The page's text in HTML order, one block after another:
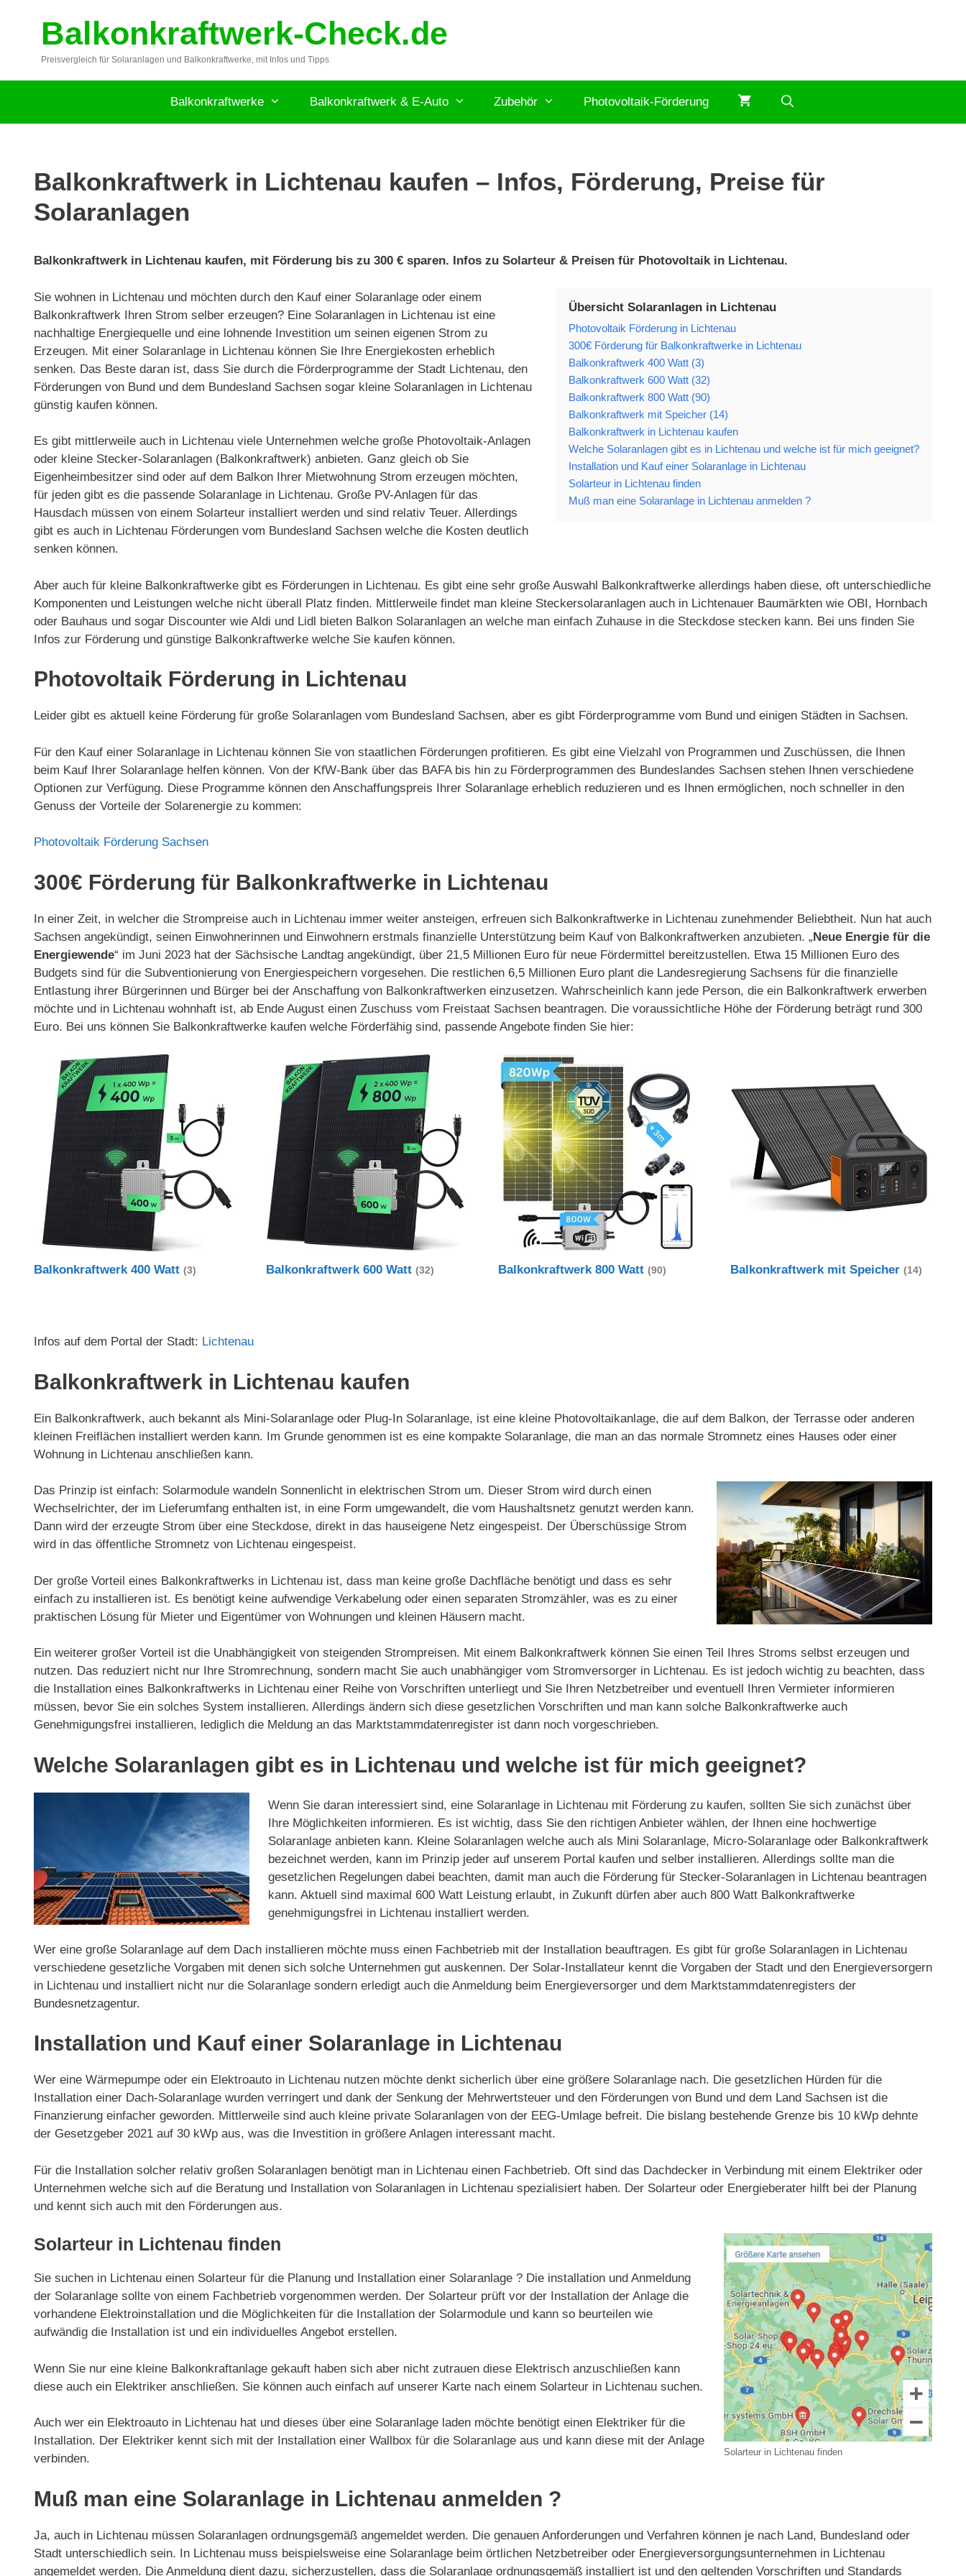
springenBalkonkraftwerk-Check.de
Preisvergleich für Solaranlagen und Balkonkraftwerke, mit Infos und Tipps
Balkonkraftwerke Balkonkraftwerk & E-Auto Zubehör Photovoltaik-Förderung
Balkonkraftwerk in Lichtenau kaufen – Infos, Förderung, Preise für
Solaranlagen
Balkonkraftwerk in Lichtenau kaufen, mit Förderung bis zu 300 € sparen. Infos zu Solarteur & Preisen für Photovoltaik in Lichtenau.
Übersicht Solaranlagen in Lichtenau
Photovoltaik Förderung in Lichtenau
300€ Förderung für Balkonkraftwerke in Lichtenau
Balkonkraftwerk 400 Watt (3)
Balkonkraftwerk 600 Watt (32)
Balkonkraftwerk 800 Watt (90)
Balkonkraftwerk mit Speicher (14)
Balkonkraftwerk in Lichtenau kaufen
Welche Solaranlagen gibt es in Lichtenau und welche ist für mich geeignet?
Installation und Kauf einer Solaranlage in Lichtenau
Solarteur in Lichtenau finden
Muß man eine Solaranlage in Lichtenau anmelden ?
Sie wohnen in Lichtenau und möchten durch den Kauf einer Solaranlage oder einem
Balkonkraftwerk Ihren Strom selber erzeugen? Eine Solaranlagen in Lichtenau ist eine
nachhaltige Energiequelle und eine lohnende Investition um seinen eigenen Strom zu
Erzeugen. Mit einer Solaranlage in Lichtenau können Sie Ihre Energiekosten erheblich
senken. Das Beste daran ist, dass Sie durch die Förderprogramme der Stadt Lichtenau, den
Förderungen von Bund und dem Bundesland Sachsen sogar kleine Solaranlagen in Lichtenau
günstig kaufen können.
Es gibt mittlerweile auch in Lichtenau viele Unternehmen welche große Photovoltaik-Anlagen
oder kleine Stecker-Solaranlagen (Balkonkraftwerk) anbieten. Ganz gleich ob Sie
Eigenheimbesitzer sind oder auf dem Balkon Ihrer Mietwohnung Strom erzeugen möchten,
für jeden gibt es die passende Solaranlage in Lichtenau. Große PV-Anlagen für das
Hausdach müssen von einem Solarteur installiert werden und sind relativ Teuer. Allerdings
gibt es auch in Lichtenau Förderungen vom Bundesland Sachsen welche die Kosten deutlich
senken können.
Aber auch für kleine Balkonkraftwerke gibt es Förderungen in Lichtenau. Es gibt eine sehr große Auswahl Balkonkraftwerke allerdings haben diese, oft unterschiedliche
Komponenten und Leistungen welche nicht überall Platz finden. Mittlerweile findet man kleine Steckersolaranlagen auch in Lichtenauer Baumärkten wie OBI, Hornbach
oder Bauhaus und sogar Discounter wie Aldi und Lidl bieten Balkon Solaranlagen an welche man einfach Zuhause in die Steckdose stecken kann. Bei uns finden Sie
Infos zur Förderung und günstige Balkonkraftwerke welche Sie kaufen können.
Photovoltaik Förderung in Lichtenau
Leider gibt es aktuell keine Förderung für große Solaranlagen vom Bundesland Sachsen, aber es gibt Förderprogramme vom Bund und einigen Städten in Sachsen.
Für den Kauf einer Solaranlage in Lichtenau können Sie von staatlichen Förderungen profitieren. Es gibt eine Vielzahl von Programmen und Zuschüssen, die Ihnen
beim Kauf Ihrer Solaranlage helfen können. Von der KfW-Bank über das BAFA bis hin zu Förderprogrammen des Bundeslandes Sachsen stehen Ihnen verschiedene
Optionen zur Verfügung. Diese Programme können den Anschaffungspreis Ihrer Solaranlage erheblich reduzieren und es Ihnen ermöglichen, noch schneller in den
Genuss der Vorteile der Solarenergie zu kommen:
Photovoltaik Förderung Sachsen
300€ Förderung für Balkonkraftwerke in Lichtenau
In einer Zeit, in welcher die Strompreise auch in Lichtenau immer weiter ansteigen, erfreuen sich Balkonkraftwerke in Lichtenau zunehmender Beliebtheit. Nun hat auch
Sachsen angekündigt, seinen Einwohnerinnen und Einwohnern erstmals finanzielle Unterstützung beim Kauf von Balkonkraftwerken anzubieten. „Neue Energie für die
Energiewende“ im Juni 2023 hat der Sächsische Landtag angekündigt, über 21,5 Millionen Euro für neue Fördermittel bereitzustellen. Etwa 15 Millionen Euro des
Budgets sind für die Subventionierung von Energiespeichern vorgesehen. Die restlichen 6,5 Millionen Euro plant die Landesregierung Sachsens für die finanzielle
Entlastung ihrer Bürgerinnen und Bürger bei der Anschaffung von Balkonkraftwerken einzusetzen. Wahrscheinlich kann jede Person, die ein Balkonkraftwerk erwerben
möchte und in Lichtenau wohnhaft ist, ab Ende August einen Zuschuss vom Freistaat Sachsen beantragen. Die voraussichtliche Höhe der Förderung beträgt rund 300
Euro. Bei uns können Sie Balkonkraftwerke kaufen welche Förderfähig sind, passende Angebote finden Sie hier:
Balkonkraftwerk 400 Watt (3) Balkonkraftwerk 600 Watt(32) Balkonkraftwerk 800 Watt(90) Balkonkraftwerk mit Speicher(14)
Infos auf dem Portal der Stadt: Lichtenau
Balkonkraftwerk in Lichtenau kaufen
Ein Balkonkraftwerk, auch bekannt als Mini-Solaranlage oder Plug-In Solaranlage, ist eine kleine Photovoltaikanlage, die auf dem Balkon, der Terrasse oder anderen
kleinen Freiflächen installiert werden kann. Im Grunde genommen ist es eine kompakte Solaranlage, die man an das normale Stromnetz eines Hauses oder einer
Wohnung in Lichtenau anschließen kann.
Das Prinzip ist einfach: Solarmodule wandeln Sonnenlicht in elektrischen Strom um. Dieser Strom wird durch einen
Wechselrichter, der im Lieferumfang enthalten ist, in eine Form umgewandelt, die vom Haushaltsnetz genutzt werden kann.
Dann wird der erzeugte Strom über eine Steckdose, direkt in das hauseigene Netz eingespeist. Der Überschüssige Strom
wird in das öffentliche Stromnetz von Lichtenau eingespeist.
Der große Vorteil eines Balkonkraftwerks in Lichtenau ist, dass man keine große Dachfläche benötigt und dass es sehr
einfach zu installieren ist. Es benötigt keine aufwendige Verkabelung oder einen separaten Stromzähler, was es zu einer
praktischen Lösung für Mieter und Eigentümer von Wohnungen und kleinen Häusern macht.
Ein weiterer großer Vorteil ist die Unabhängigkeit von steigenden Strompreisen. Mit einem Balkonkraftwerk können Sie einen Teil Ihres Stroms selbst erzeugen und
nutzen. Das reduziert nicht nur Ihre Stromrechnung, sondern macht Sie auch unabhängiger vom Stromversorger in Lichtenau. Es ist jedoch wichtig zu beachten, dass
die Installation eines Balkonkraftwerks in Lichtenau einer Reihe von Vorschriften unterliegt und Sie Ihren Netzbetreiber und eventuell Ihren Vermieter informieren
müssen, bevor Sie ein solches System installieren. Allerdings ändern sich diese gesetzlichen Vorschriften und man kann solche Balkonkraftwerke auch
Genehmigungsfrei installieren, lediglich die Meldung an das Marktstammdatenregister ist dann noch vorgeschrieben.
Welche Solaranlagen gibt es in Lichtenau und welche ist für mich geeignet?
Wenn Sie daran interessiert sind, eine Solaranlage in Lichtenau mit Förderung zu kaufen, sollten Sie sich zunächst über
Ihre Möglichkeiten informieren. Es ist wichtig, dass Sie den richtigen Anbieter wählen, der Ihnen eine hochwertige
Solaranlage anbieten kann. Kleine Solaranlagen welche auch als Mini Solaranlage, Micro-Solaranlage oder Balkonkraftwerk
bezeichnet werden, kann im Prinzip jeder auf unserem Portal kaufen und selber installieren. Allerdings sollte man die
gesetzlichen Regelungen dabei beachten, damit man auch die Förderung für Stecker-Solaranlagen in Lichtenau beantragen
kann. Aktuell sind maximal 600 Watt Leistung erlaubt, in Zukunft dürfen aber auch 800 Watt Balkonkraftwerke
genehmigungsfrei in Lichtenau installiert werden.
Wer eine große Solaranlage auf dem Dach installieren möchte muss einen Fachbetrieb mit der Installation beauftragen. Es gibt für große Solaranlagen in Lichtenau
verschiedene gesetzliche Vorgaben mit denen sich solche Unternehmen gut auskennen. Der Solar-Installateur kennt die Vorgaben der Stadt und den Energieversorgern
in Lichtenau und installiert nicht nur die Solaranlage sondern erledigt auch die Anmeldung beim Energieversorger und dem Marktstammdatenregisters der
Bundesnetzagentur.
Installation und Kauf einer Solaranlage in Lichtenau
Wer eine Wärmepumpe oder ein Elektroauto in Lichtenau nutzen möchte denkt sicherlich über eine größere Solaranlage nach. Die gesetzlichen Hürden für die
Installation einer Dach-Solaranlage wurden verringert und dank der Senkung der Mehrwertsteuer und den Förderungen von Bund und dem Land Sachsen ist die
Finanzierung einfacher geworden. Mittlerweile sind auch kleine private Solaranlagen von der EEG-Umlage befreit. Die bislang bestehende Grenze bis 10 kWp dehnte
der Gesetzgeber 2021 auf 30 kWp aus, was die Investition in größere Anlagen interessant macht.
Für die Installation solcher relativ großen Solaranlagen benötigt man in Lichtenau einen Fachbetrieb. Oft sind das Dachdecker in Verbindung mit einem Elektriker oder
Unternehmen welche sich auf die Beratung und Installation von Solaranlagen in Lichtenau spezialisiert haben. Der Solarteur oder Energieberater hilft bei der Planung
und kennt sich auch mit den Förderungen aus.
Solarteur in Lichtenau finden
Solarteur in Lichtenau finden
Sie suchen in Lichtenau einen Solarteur für die Planung und Installation einer Solaranlage ? Die installation und Anmeldung
der Solaranlage sollte von einem Fachbetrieb vorgenommen werden. Der Solarteur prüft vor der Installation der Anlage die
vorhandene Elektroinstallation und die Möglichkeiten für die Installation der Solarmodule und kann so beurteilen wie
aufwändig die Installation ist und ein individuelles Angebot erstellen.
Wenn Sie nur eine kleine Balkonkraftanlage gekauft haben sich aber nicht zutrauen diese Elektrisch anzuschließen kann
diese auch ein Elektriker anschließen. Sie können auch einfach auf unserer Karte nach einem Solarteur in Lichtenau suchen.
Auch wer ein Elektroauto in Lichtenau hat und dieses über eine Solaranlage laden möchte benötigt einen Elektriker für die
Installation. Der Elektriker kennt sich mit der Installation einer Wallbox für die Solaranlage aus und kann diese mit der Anlage
verbinden.
Muß man eine Solaranlage in Lichtenau anmelden ?
Ja, auch in Lichtenau müssen Solaranlagen ordnungsgemäß angemeldet werden. Die genauen Anforderungen und Verfahren können je nach Land, Bundesland oder
Stadt unterschiedlich sein. In Lichtenau muss beispielsweise eine Solaranlage beim örtlichen Netzbetreiber oder Energieversorgungsunternehmen in Lichtenau
angemeldet werden. Die Anmeldung dient dazu, sicherzustellen, dass die Solaranlage ordnungsgemäß installiert ist und den geltenden Vorschriften und Standards